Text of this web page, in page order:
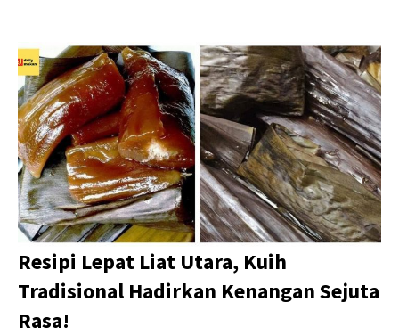
Resipi Lepat Liat Utara, Kuih
Tradisional Hadirkan Kenangan Sejuta
Rasa!